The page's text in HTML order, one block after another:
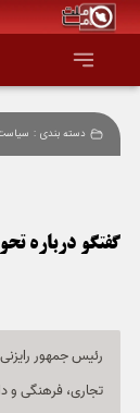
دسته بندی :
گفتگو درباره
رئیس جمهور
تجاری، فرهنگی و